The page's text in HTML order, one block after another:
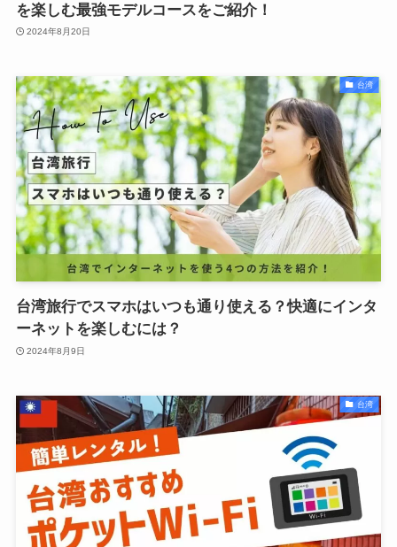
を楽しむ最強モデルコースをご紹介！
2024年8月20日
台湾
台湾旅行でスマホはいつも通り使える？快適にインタ
ーネットを楽しむには？
2024年8月9日
台湾